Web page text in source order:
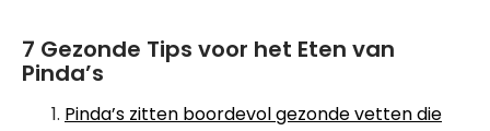
7 Gezonde Tips voor het Eten van
Pinda’s
Pinda’s zitten boordevol gezonde vetten die